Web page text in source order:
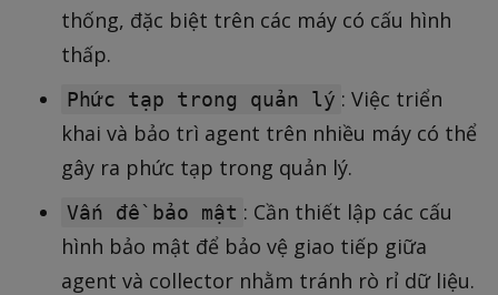
thống, đặc biệt trên các máy có cấu hình
thấp.
Phức tạp trong quản lý : Việc triển
khai và bảo trì agent trên nhiều máy có thể
gây ra phức tạp trong quản lý.
Vấn đề bảo mật : Cần thiết lập các cấu
hình bảo mật để bảo vệ giao tiếp giữa
agent và collector nhằm tránh rò rỉ dữ liệu.